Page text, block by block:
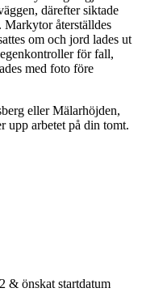
därefter siktade
Markytor återställdes
om och jord lades ut
för fall,
med foto före
eller Mälarhöjden,
upp arbetet på din tomt.
& önskat startdatum